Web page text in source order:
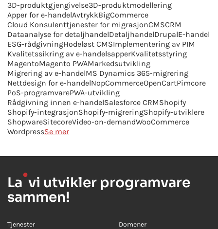
3D-produktgjengivelse3D-produktmodellering
Apper for e-handelAvtrykkBigCommerce
Cloud Konsulenttjenester for migrasjonCMSCRM
Dataanalyse for detaljhandelDetaljhandelDrupalE-handel
ESG-rådgivningHodeløst CMSImplementering av PIM
Kvalitetssikring av e-handelsapperKvalitetsstyring
MagentoMagento PWAMarkedsutvikling
Migrering av e-handelMS Dynamics 365-migrering
Nettdesign for e-handelNopCommerceOpenCartPimcore
PoS-programvarePWA-utvikling
Rådgivning innen e-handelSalesforce CRMShopify
Shopify-integrasjonShopify-migreringShopify-utviklere
ShopwareSitecoreVideo-on-demandWooCommerce
WordpressSe mer
La●vi utvikler programvare
sammen!
Tjenester
Domener